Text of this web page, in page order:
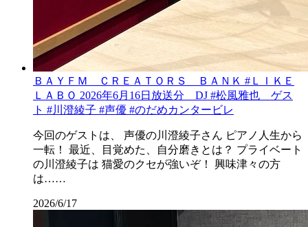
ＢＡＹＦＭ ＣＲＥＡＴＯＲＳ ＢＡＮＫ #ＬＩＫＥ
ＬＡＢＯ 2026年6月16日放送分 DJ #松風雅也 ゲス
ト #川澄綾子 #声優 #のだめカンタービレ
今回のゲストは、 声優の川澄綾子さん ピアノ人生から
一転！ 最近、目覚めた、自分磨きとは？ プライベート
の川澄綾子は 猫愛のクセが強いぞ！ 興味津々の方
は……
2026/6/17